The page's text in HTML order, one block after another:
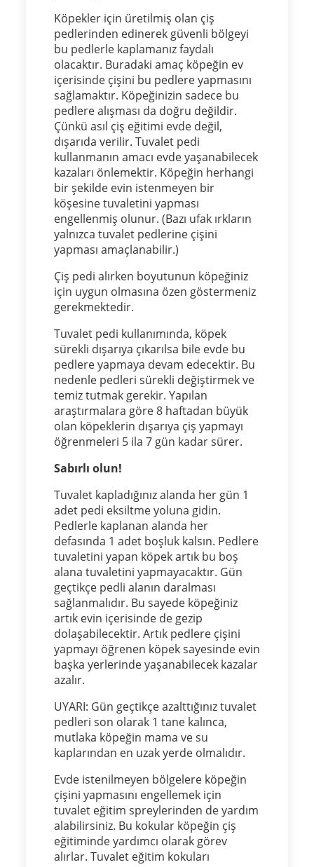
Köpekler için üretilmiş olan çiş
pedlerinden edinerek güvenli bölgeyi
bu pedlerle kaplamanız faydalı
olacaktır. Buradaki amaç köpeğin ev
içerisinde çişini bu pedlere yapmasını
sağlamaktır. Köpeğinizin sadece bu
pedlere alışması da doğru değildir.
Çünkü asıl çiş eğitimi evde değil,
dışarıda verilir. Tuvalet pedi
kullanmanın amacı evde yaşanabilecek
kazaları önlemektir. Köpeğin herhangi
bir şekilde evin istenmeyen bir
köşesine tuvaletini yapması
engellenmiş olunur. (Bazı ufak ırkların
yalnızca tuvalet pedlerine çişini
yapması amaçlanabilir.)
Çiş pedi alırken boyutunun köpeğiniz
için uygun olmasına özen göstermeniz
gerekmektedir.
Tuvalet pedi kullanımında, köpek
sürekli dışarıya çıkarılsa bile evde bu
pedlere yapmaya devam edecektir. Bu
nedenle pedleri sürekli değiştirmek ve
temiz tutmak gerekir. Yapılan
araştırmalara göre 8 haftadan büyük
olan köpeklerin dışarıya çiş yapmayı
öğrenmeleri 5 ila 7 gün kadar sürer.
Sabırlı olun!
Tuvalet kapladığınız alanda her gün 1
adet pedi eksiltme yoluna gidin.
Pedlerle kaplanan alanda her
defasında 1 adet boşluk kalsın. Pedlere
tuvaletini yapan köpek artık bu boş
alana tuvaletini yapmayacaktır. Gün
geçtikçe pedli alanın daralması
sağlanmalıdır. Bu sayede köpeğiniz
artık evin içerisinde de gezip
dolaşabilecektir. Artık pedlere çişini
yapmayı öğrenen köpek sayesinde evin
başka yerlerinde yaşanabilecek kazalar
azalır.
UYARI: Gün geçtikçe azalttığınız tuvalet
pedleri son olarak 1 tane kalınca,
mutlaka köpeğin mama ve su
kaplarından en uzak yerde olmalıdır.
Evde istenilmeyen bölgelere köpeğin
çişini yapmasını engellemek için
tuvalet eğitim spreylerinden de yardım
alabilirsiniz. Bu kokular köpeğin çiş
eğitiminde yardımcı olarak görev
alırlar. Tuvalet eğitim kokuları